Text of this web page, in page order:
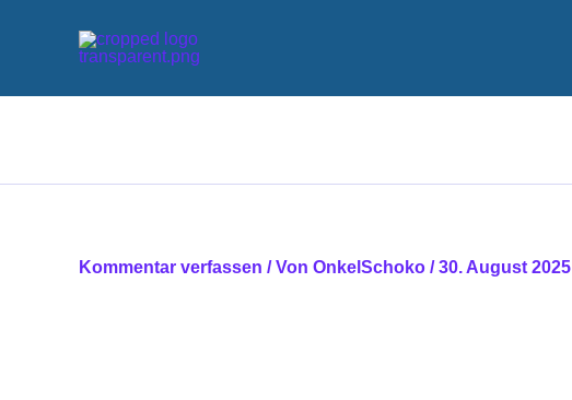
Kommentar verfassen / Von OnkelSchoko /30. August 2025